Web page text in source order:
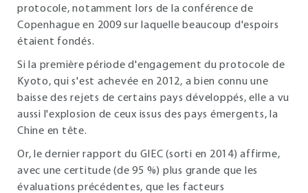
protocole, notamment lors de la conférence de
Copenhague en 2009 sur laquelle beaucoup d'espoirs
étaient fondés.
Si la première période d'engagement du protocole de
Kyoto, qui s'est achevée en 2012, a bien connu une
baisse des rejets de certains pays développés, elle a vu
aussi l'explosion de ceux issus des pays émergents, la
Chine en tête.
Or, le dernier rapport du GIEC (sorti en 2014) affirme,
avec une certitude (de 95 %) plus grande que les
évaluations précédentes, que les facteurs